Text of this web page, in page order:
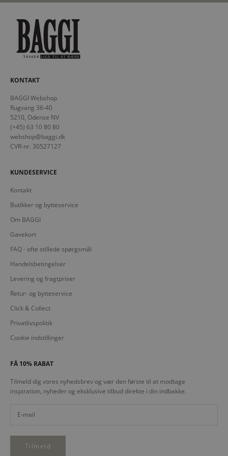
KONTAKT
BAGGI Webshop
Rugvang 36-40
5210, Odense NV
(+45) 63 10 80 80
webshop@baggi.dk
CVR-nr. 30527127
KUNDESERVICE
Kontakt
Butikker og bytteservice
Om BAGGI
Gavekort
FAQ - ofte stillede spørgsmål
Handelsbetingelser
Levering og fragtpriser
Retur- og bytteservice
Click & Collect
Privatlivspolitik
Cookie indstillinger
FÅ 10% RABAT
Tilmeld dig vores nyhedsbrev og vær den første til at modtage
inspiration, nyheder og eksklusive tilbud direkte i din indbakke.
Tilmeld